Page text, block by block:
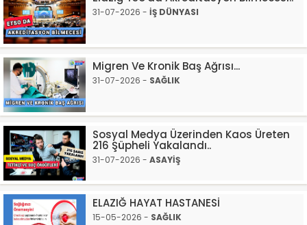
31-07-2026 - İŞ DÜNYASI
Migren Ve Kronik Baş Ağrısı...
31-07-2026 - SAĞLIK
Sosyal Medya Üzerinden Kaos Üreten
216 Şüpheli Yakalandı..
31-07-2026 - ASAYİŞ
ELAZIĞ HAYAT HASTANESİ
15-05-2026 - SAĞLIK